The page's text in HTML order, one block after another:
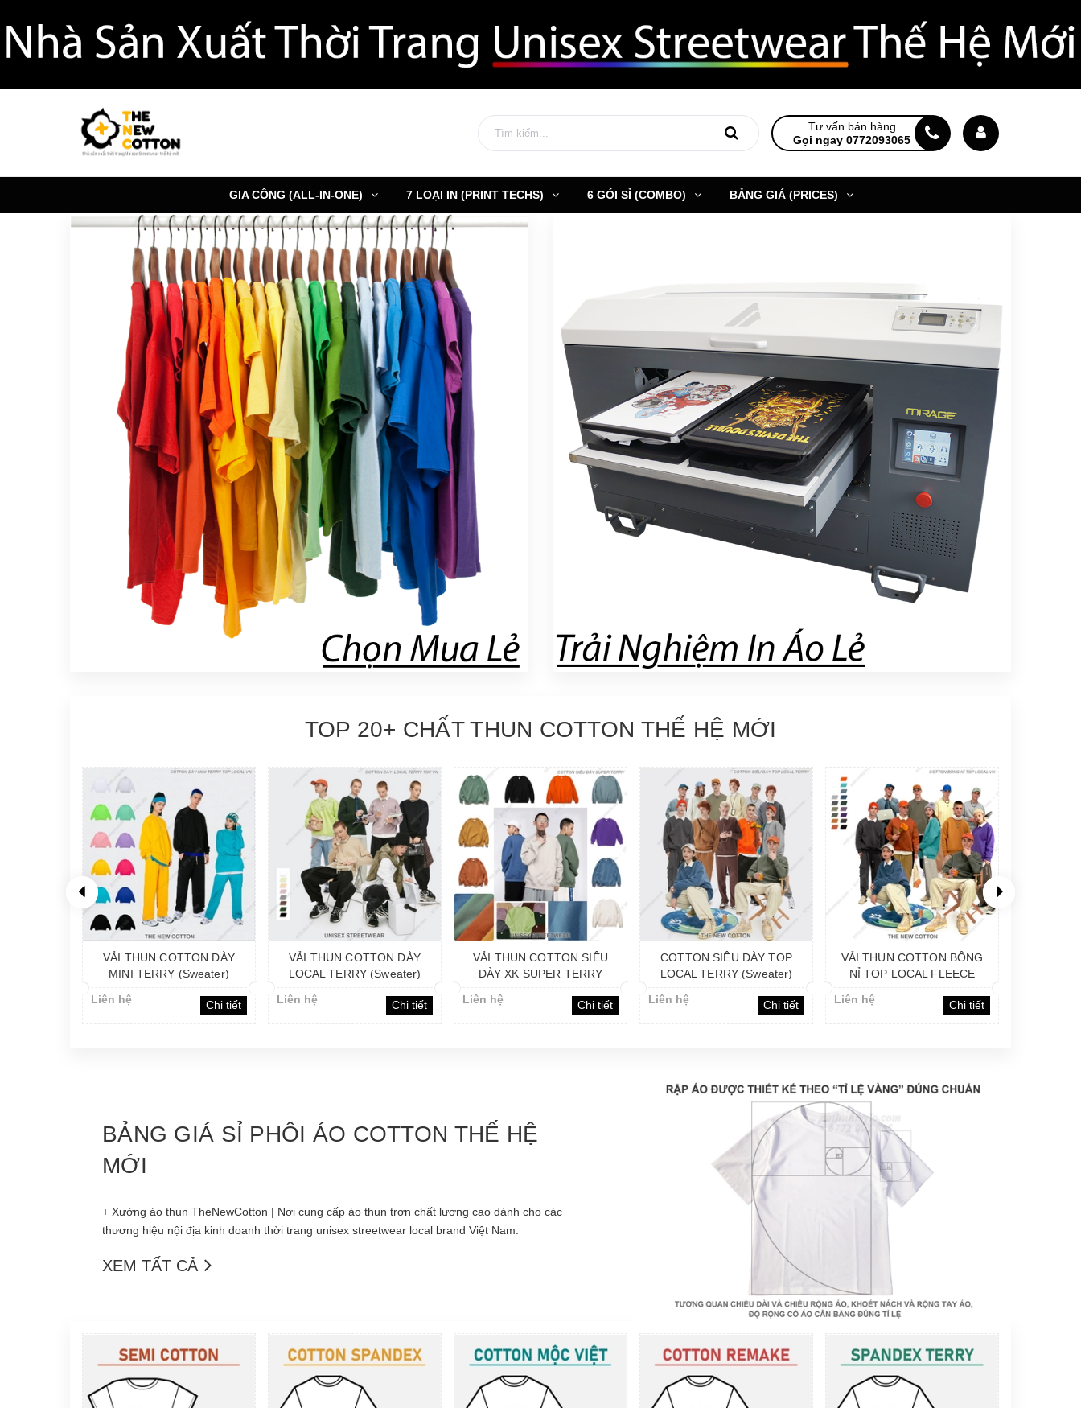
Tư vấn bán hàng
Gọi ngay 0772093065
GIA CÔNG (ALL-IN-ONE) 7 LOẠI IN (PRINT TECHS) 6 GÓI SỈ (COMBO) BẢNG GIÁ (PRICES)
TOP 20+ CHẤT THUN COTTON THẾ HỆ MỚI
VẢI THUN COTTON DÀY
LOCAL TERRY (Sweater)
Liên hệ
Chi tiết
VẢI THUN COTTON SIÊU
DÀY XK SUPER TERRY
Liên hệ Chi tiết
COTTON SIÊU DÀY TOP
LOCAL TERRY (Sweater)
Liên hệ
Chi tiết
VẢI THUN COTTON BÔNG
NỈ TOP LOCAL FLEECE
Liên hệ Chi tiết
VẢI NỈ GIÁ RẺ (Hoodie)
Liên hệ Chi tiết
BẢNG GIÁ SỈ PHÔI ÁO COTTON THẾ HỆ
MỚI
+ Xưởng áo thun TheNewCotton | Nơi cung cấp áo thun trơn chất lượng cao dành cho các
thương hiệu nội địa kinh doanh thời trang unisex streetwear local brand Việt Nam.
XEM TẤT CẢ